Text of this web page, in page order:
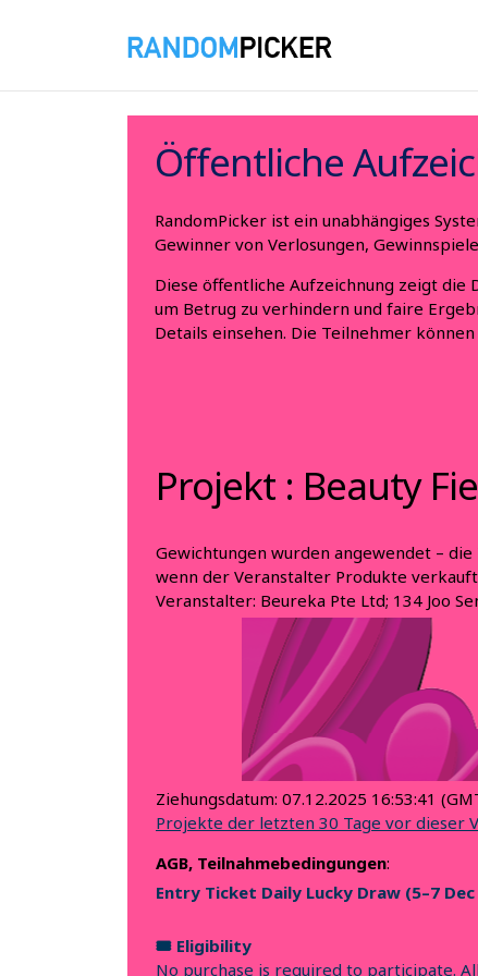
Öffentliche
RandomPicker ist ein unabhängiges
Gewinner von Verlosungen,
Diese öffentliche Aufzeichnung zeigt die
um Betrug zu verhindern und faire
Details einsehen. Die Teilnehmer
Projekt : Beauty
Gewichtungen wurden angewendet –
wenn der Veranstalter Produkte
Veranstalter: Beureka Pte Ltd; 134 Joo
Ziehungsdatum: 07.12.2025 16:53:41
Projekte der letzten 30 Tage vor dieser
AGB, Teilnahmebedingungen:
Entry Ticket Daily Lucky Draw (5–7 Dec
🎟️ Eligibility
No purchase is required to participate.